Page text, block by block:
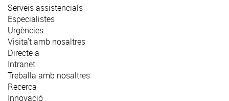
Serveis assistencials
Especialistes
Urgències
Visita't amb nosaltres
Directe a
Intranet
Treballa amb nosaltres
Recerca
Innovació